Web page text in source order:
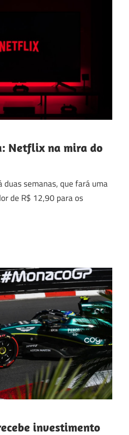
Netflix na mira do
duas semanas, que fará uma
de R$ 12,90 para os
investimento